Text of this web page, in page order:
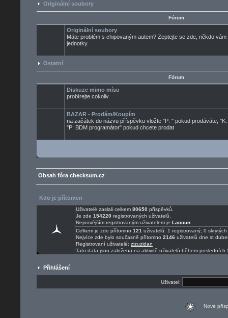
Originální soubory
Fórum
Originální soubory
Máte problém s chipovaným autem? Zeptejte se zde, někdo
jednotky.
Ostatní
Fórum
Diskuze mimo mísu
probírejte cokoliv
BAZAR - Prodám/Koupím
na začátek do názvu příspěvku vložte "P: " pokud prodáváte,
"P: BDM programátor" pokud chcete prodat
Obsah fóra checksum.cz
Kdo je přítomen
Uživatelé zaslali celkem 80650 příspěvků.
Je zde 154220 registrovaných uživatelů.
Nejnovějším registrovaným uživatelem je Lacoun
Celkem je zde přítomno 121 uživatelů: 1 registrovaný, 0
Nejvíce zde bylo současně přítomno 2146 uživatelů dne st
Registrovaní uživatelé: zizuzidan
Tato data jsou založena na aktivitě uživatelů během posledních
Přihlášení
Uživatel:
Nové